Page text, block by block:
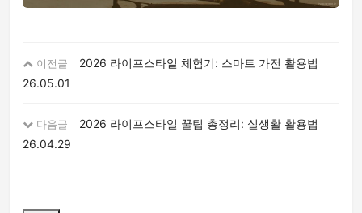
이전글
2026 라이프스타일 체험기: 스마트 가전 활용법
26.05.01
다음글
2026 라이프스타일 꿀팁 총정리: 실생활 활용법
26.04.29